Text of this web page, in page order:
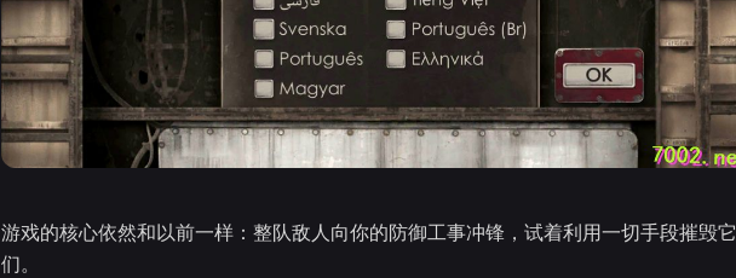
游戏的核心依然和以前一样：整队敌人向你的防御工事冲锋，试着利用一切手段摧毁它
们。